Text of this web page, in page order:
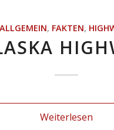
ALLGEMEIN, FAKTEN,
Weiterlesen